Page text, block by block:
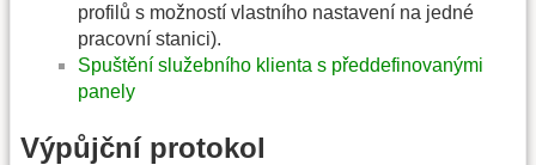
profilů s možností vlastního nastavení na jedné
pracovní stanici).
Spuštění služebního klienta s předdefinovanými
panely
Výpůjční protokol